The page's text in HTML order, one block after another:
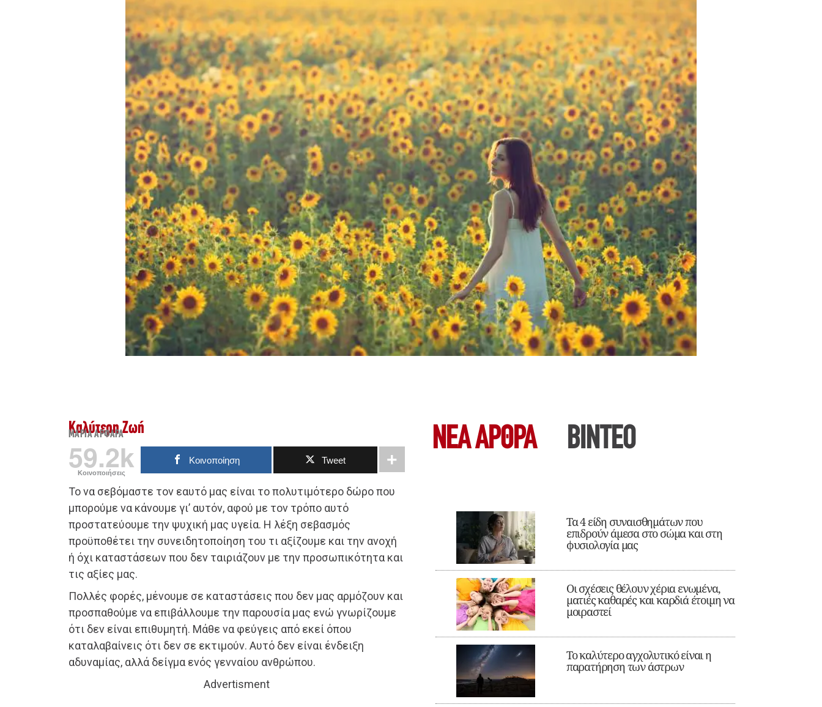
Καλύτερη Ζωή
ΜΑΡΊΑ ΑΡΦΑΡΆ
59.2k
Κοινοποιήσεις
Κοινοποίηση Tweet
Το να σεβόμαστε τον εαυτό μας είναι το πολυτιμότερο δώρο που
μπορούμε να κάνουμε γι’ αυτόν, αφού με τον τρόπο αυτό
προστατεύουμε την ψυχική μας υγεία. Η λέξη σεβασμός
προϋποθέτει την συνειδητοποίηση του τι αξίζουμε και την ανοχή
ή όχι καταστάσεων που δεν ταιριάζουν με την προσωπικότητα και
τις αξίες μας.
Πολλές φορές, μένουμε σε καταστάσεις που δεν μας αρμόζουν και
προσπαθούμε να επιβάλλουμε την παρουσία μας ενώ γνωρίζουμε
ότι δεν είναι επιθυμητή. Μάθε να φεύγεις από εκεί όπου
καταλαβαίνεις ότι δεν σε εκτιμούν. Αυτό δεν είναι ένδειξη
αδυναμίας, αλλά δείγμα ενός γενναίου ανθρώπου.
Advertisment
ΝΕΑ ΆΡΘΡΑ ΒΙΝΤΕΟ
Τα 4 είδη συναισθημάτων που
επιδρούν άμεσα στο σώμα και στη
φυσιολογία μας
Οι σχέσεις θέλουν χέρια ενωμένα,
ματιές καθαρές και καρδιά έτοιμη να
μοιραστεί
Το καλύτερο αγχολυτικό είναι η
παρατήρηση των άστρων